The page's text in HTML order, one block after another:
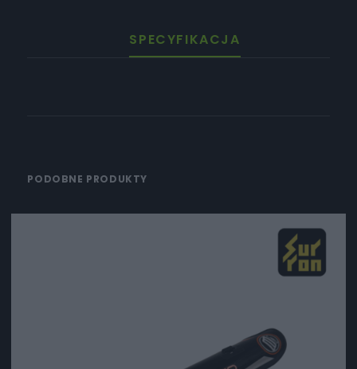
SPECYFIKACJA
PODOBNE PRODUKTY